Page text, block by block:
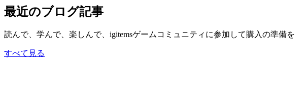
最近のブログ記事
読んで、学んで、楽しんで、igitemsゲームコミュニティに参加して購入の準備を
すべて見る